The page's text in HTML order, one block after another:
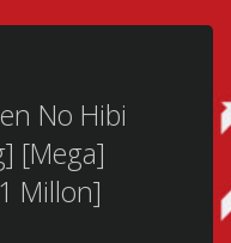
No Hibi
[Mega]
Millon]